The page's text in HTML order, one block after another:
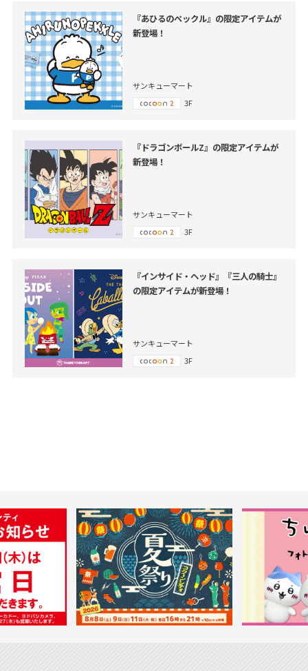
『あひるのペックル』の限定アイテムが
新登場！
サンキューマート
3F
『ドラゴンボールZ』の限定アイテムが
新登場！
サンキューマート
3F
『インサイド・ヘッド』『三人の騎士』
の限定アイテムが新登場！
サンキューマート
3F